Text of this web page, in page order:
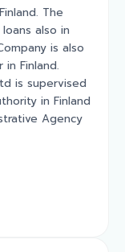
The
also in
is also
Finland.
is supervised
in Finland
Agency